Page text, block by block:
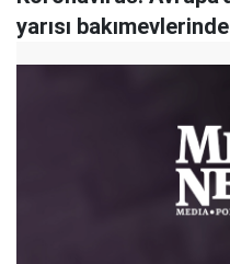
yarısı bakımevlerinde